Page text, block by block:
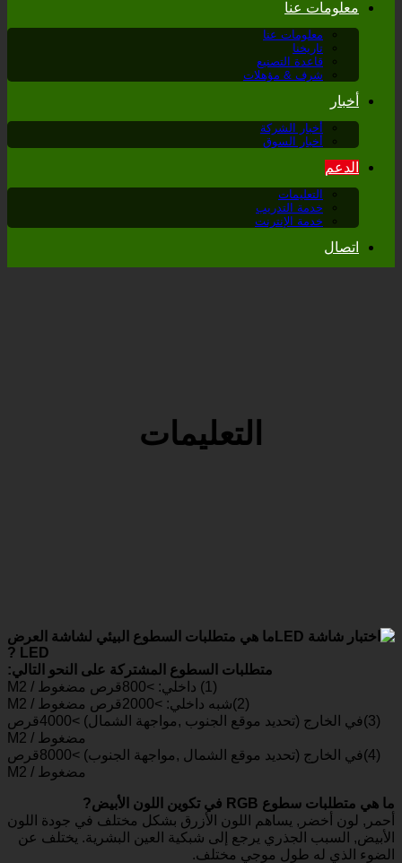
معلومات عنا
معلومات عنا
تاريخنا
قاعدة التصنيع
شرف & مؤهلات
أخبار
أخبار الشركة
أخبار السوق
الدعم
التعليمات
خدمة التدريب
خدمة الإنترنت
اتصال
التعليمات
ما هي متطلبات السطوع البيئي لشاشة العرض
LED ?
متطلبات السطوع المشتركة على النحو التالي:
(1) داخلي: >800قرص مضغوط / M2
(2)شبه داخلي: >2000قرص مضغوط / M2
(3)في الخارج (تحديد موقع الجنوب ,مواجهة الشمال) >4000قرص
مضغوط / M2
(4)في الخارج (تحديد موقع الشمال ,مواجهة الجنوب) >8000قرص
مضغوط / M2
ما هي متطلبات سطوع RGB في تكوين اللون الأبيض?
أحمر, لون أخضر, يساهم اللون الأزرق بشكل مختلف في جودة اللون
الأبيض, السبب الجذري يرجع إلى شبكية العين البشرية. يختلف عن
الضوء الذي له طول موجي مختلف.